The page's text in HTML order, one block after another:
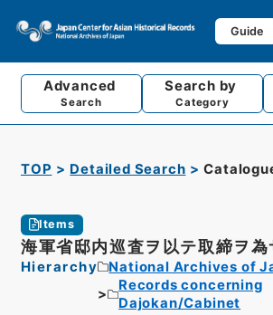
Guide
Advanced
Search
Search by
Category
TOP Detailed Search
Items
海軍省邸内巡査ヲ以テ取締ヲ為
Hierarchy
National Archives of
Records concerning
Dajokan/Cabinet